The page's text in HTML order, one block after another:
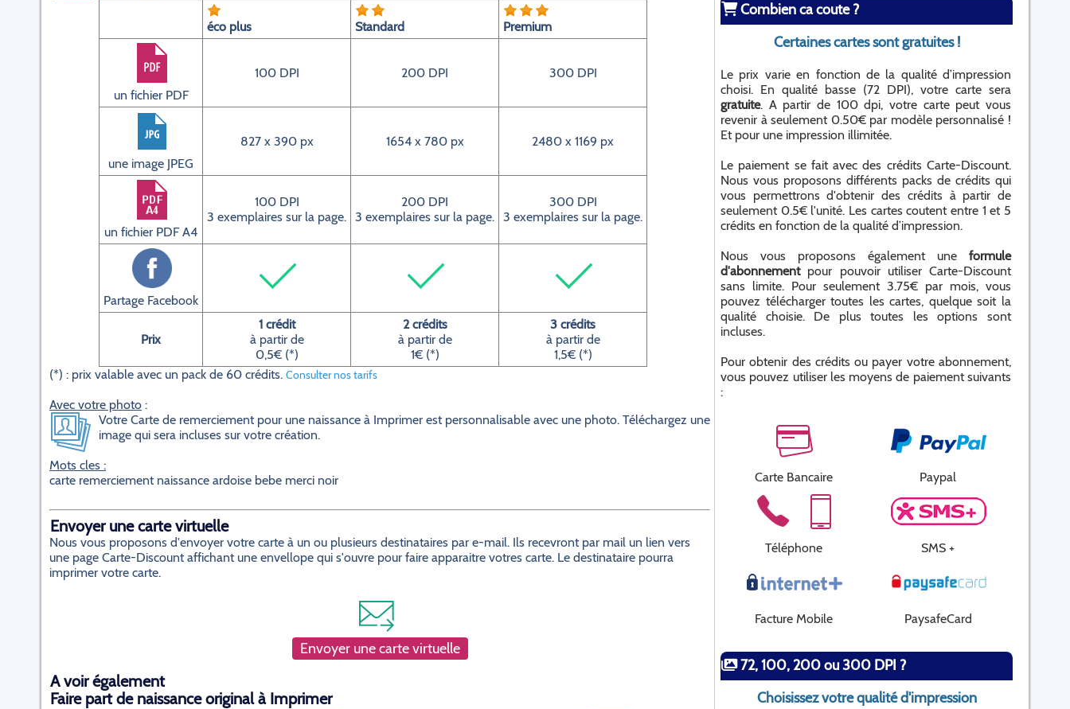
éco plus Standard Premium
un fichier PDF
100 DPI 200 DPI 300 DPI
une image JPEG
827 x 390 px 1654 x 780 px 2480 x 1169 px
un fichier PDF A4
100 DPI
3 exemplaires sur la page.
200 DPI
3 exemplaires sur la page.
300 DPI
3 exemplaires sur la page.
Partage Facebook
Prix
1 crédit
à partir de
0,5€ (*)
2 crédits
à partir de
1€ (*)
3 crédits
à partir de
1,5€ (*)
(*) : prix valable avec un pack de 60 crédits. Consulter nos tarifs
Avec votre photo :
Votre Carte de remerciement pour une naissance à Imprimer est personnalisable avec une photo. Téléchargez une
image qui sera incluses sur votre création.
Mots cles :
carte remerciement naissance ardoise bebe merci noir
Envoyer une carte virtuelle
Nous vous proposons d'envoyer votre carte à un ou plusieurs destinataires par e-mail. Ils recevront par mail un lien vers
une page Carte-Discount affichant une envellope qui s'ouvre pour faire apparaitre votres carte. Le destinataire pourra
imprimer votre carte.
Envoyer une carte virtuelle
A voir également
Faire part de naissance original à Imprimer
Combien ca coute ?
Certaines cartes sont gratuites !
Le prix varie en fonction de la qualité d’impression
choisi. En qualité basse (72 DPI), votre carte sera
gratuite. A partir de 100 dpi, votre carte peut vous
revenir à seulement 0.50€ par modèle personnalisé !
Et pour une impression illimitée.
Le paiement se fait avec des crédits Carte-Discount.
Nous vous proposons différents packs de crédits qui
vous permettrons d'obtenir des crédits à partir de
seulement 0.5€ l'unité. Les cartes coutent entre 1 et 5
crédits en fonction de la qualité d’impression.
Nous vous proposons également une formule
d'abonnementpour pouvoir utiliser Carte-Discount
sans limite. Pour seulement 3.75€ par mois, vous
pouvez télécharger toutes les cartes, quelque soit la
qualité choisie. De plus toutes les options sont
incluses.
Pour obtenir des crédits ou payer votre abonnement,
vous pouvez utiliser les moyens de paiement suivants
:
Carte Bancaire Paypal
Téléphone SMS +
Facture Mobile PaysafeCard
72, 100, 200 ou 300 DPI ?
Choisissez votre qualité d'impression